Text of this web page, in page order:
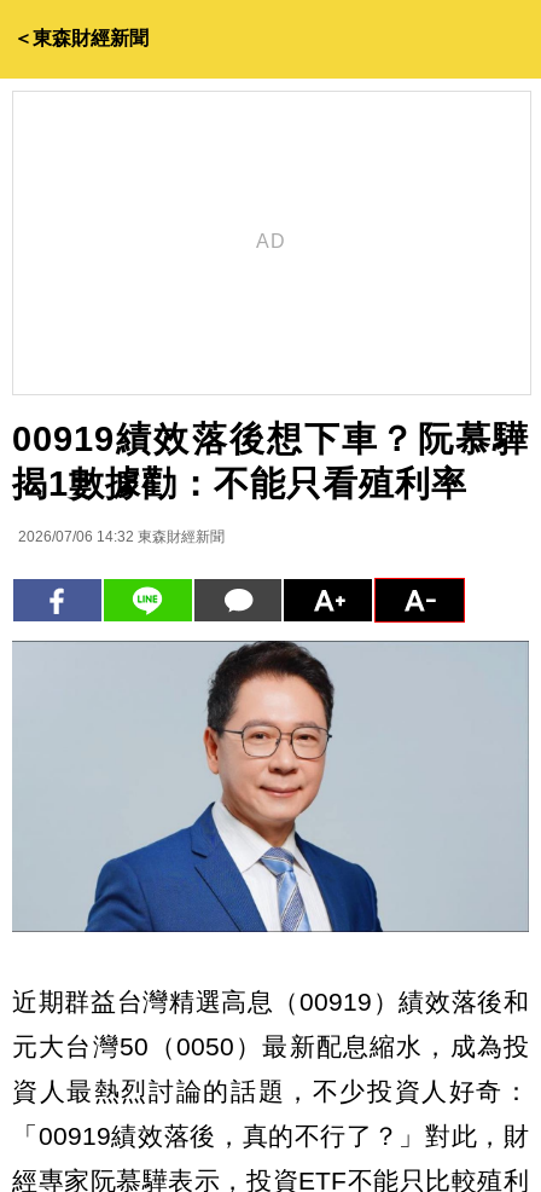
＜東森財經新聞
00919績效落後想下車？阮慕驊
揭1數據勸：不能只看殖利率
2026/07/06 14:32 東森財經新聞
近期群益台灣精選高息（00919）績效落後和
元大台灣50（0050）最新配息縮水，成為投
資人最熱烈討論的話題，不少投資人好奇：
「00919績效落後，真的不行了？」對此，財
經專家阮慕驊表示，投資ETF不能只比較殖利